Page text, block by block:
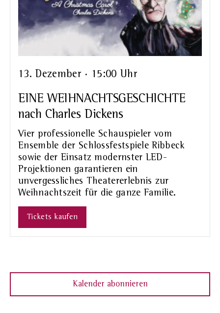
EINE WEIHNACHTSGESCHICHTE
nach Charles Dickens
13. Dezember · 15:00 Uhr
Vier professionelle Schauspieler vom
Ensemble der Schlossfestspiele Ribbeck
sowie der Einsatz modernster LED-
Projektionen garantieren ein
unvergessliches Theatererlebnis zur
Weihnachtszeit für die ganze Familie.
Tickets kaufen
Kalender abonnieren